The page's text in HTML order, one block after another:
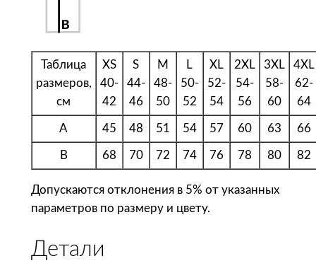
N
Ф
о
л
к
м
у
Таблица
размеров,
см
XS
40-
42
S
44-
46
M
48-
50
L
50-
52
XL
52-
54
2XL
54-
56
3XL
58-
60
4XL
62-
64
A 45 48 51 54 57 60 63 66
B 68 70 72 74 76 78 80 82
Допускаются отклонения в 5% от указанных
параметров по размеру и цвету.
Детали